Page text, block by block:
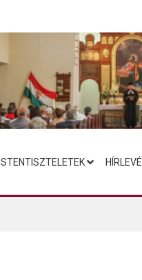
ISTENTISZTELETEK HÍRLEVÉL